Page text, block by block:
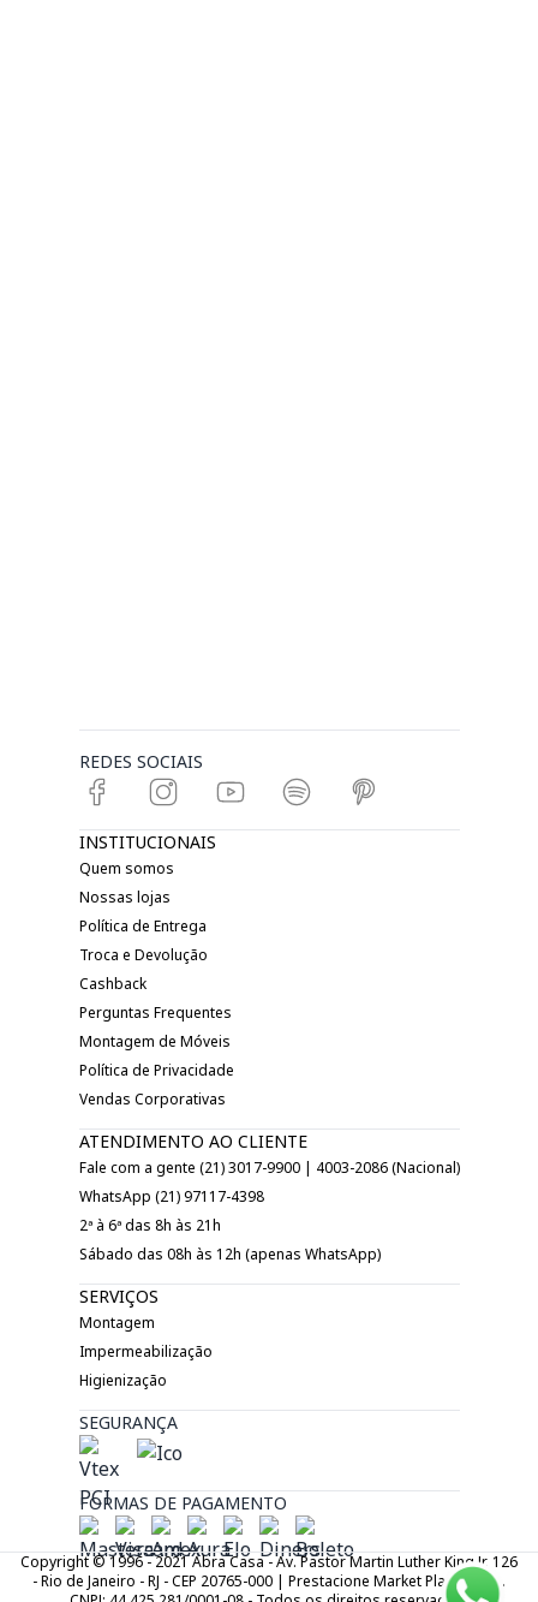
REDES SOCIAIS
INSTITUCIONAIS
Quem somos
Nossas lojas
Política de Entrega
Troca e Devolução
Cashback
Perguntas Frequentes
Montagem de Móveis
Política de Privacidade
Vendas Corporativas
ATENDIMENTO AO CLIENTE
Fale com a gente (21) 3017-9900 | 4003-2086 (Nacional)
WhatsApp (21) 97117-4398
2ª à 6ª das 8h às 21h
Sábado das 08h às 12h (apenas WhatsApp)
SERVIÇOS
Montagem
Impermeabilização
Higienização
SEGURANÇA
FORMAS DE PAGAMENTO
Copyright © 1996 - 2021 Abra Casa - Av. Pastor Martin Luther King Jr. 126
- Rio de Janeiro - RJ - CEP 20765-000 | Prestacione Market Place LTDA.